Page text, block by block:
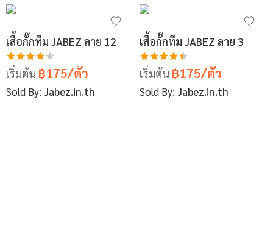
เสื้อกั๊กทีม JABEZ ลาย 12
ให้
คะแนน
4.13
ตั้งแต่ 1-
เริ่มต้น ฿175/ตัว
Sold By: Jabez.in.th
เสื้อกั๊กทีม JABEZ ลาย 3
ให้คะแนน
4.44
ตั้งแต่ 1-5
คะแนน
เริ่มต้น ฿175/ตัว
Sold By: Jabez.in.th